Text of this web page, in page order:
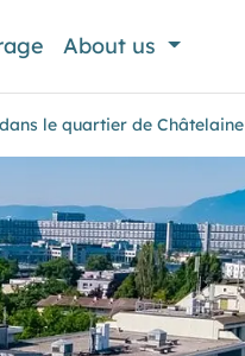
About us
le quartier de Châtelaine